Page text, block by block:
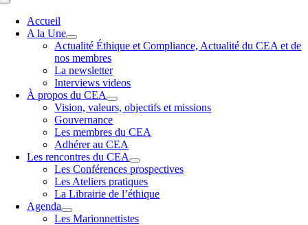
Toggle
NavigationAccueil
A la Une
Actualité Éthique et Compliance, Actualité du CEA et de
nos membres
La newsletter
Interviews videos
À propos du CEA
Vision, valeurs, objectifs et missions
Gouvernance
Les membres du CEA
Adhérer au CEA
Les rencontres du CEA
Les Conférences prospectives
Les Ateliers pratiques
La Librairie de l’éthique
Agenda
Les Marionnettistes